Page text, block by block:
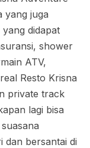
yang juga
didapat
shower
ATV,
Resto Krisna
private track
lagi bisa
dan bersantai di